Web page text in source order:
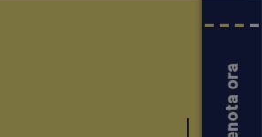
Prenota ora